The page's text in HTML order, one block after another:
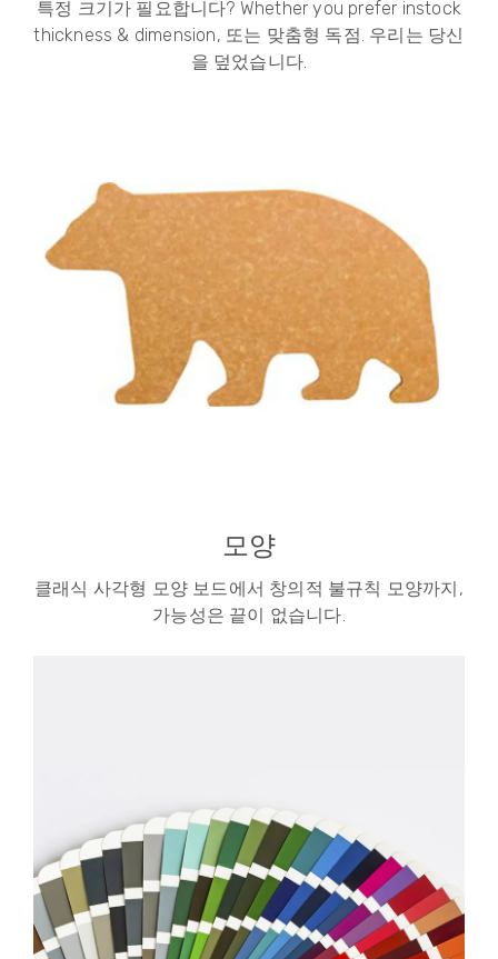
특정 크기가 필요합니다? Whether you prefer instock
thickness & dimension, 또는 맞춤형 독점. 우리는 당신
을 덮었습니다.
모양
클래식 사각형 모양 보드에서 창의적 불규칙 모양까지,
가능성은 끝이 없습니다.